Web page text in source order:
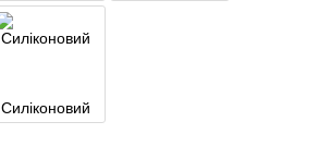
Силіконовий